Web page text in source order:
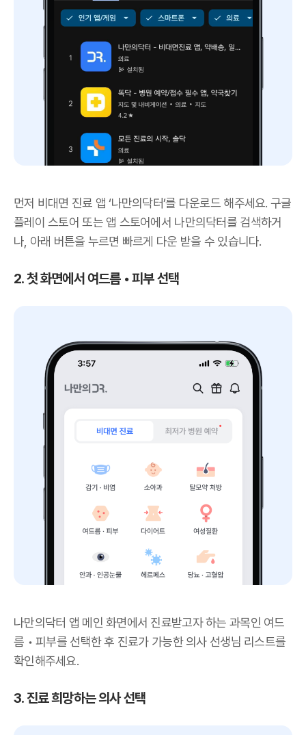
먼저 비대면 진료 앱 ‘나만의닥터’를 다운로드 해주세요. 구글
플레이 스토어 또는 앱 스토어에서 나만의닥터를 검색하거
나, 아래 버튼을 누르면 빠르게 다운 받을 수 있습니다.
2. 첫 화면에서 여드름•피부선택
나만의닥터 앱 메인 화면에서 진료받고자 하는 과목인 여드
름 • 피부를 선택한 후 진료가 가능한 의사 선생님 리스트를
확인해주세요.
3. 진료 희망하는 의사 선택